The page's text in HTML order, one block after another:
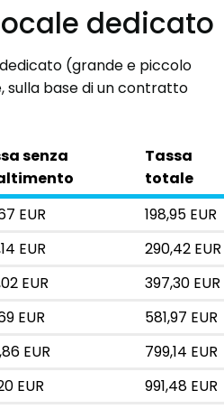
dedicato
(grande e piccolo
sulla base di un contratto
senza
Tassa
totale
EUR
198,95 EUR
EUR
290,42 EUR
EUR
397,30 EUR
EUR
581,97 EUR
EUR
799,14 EUR
EUR
991,48 EUR